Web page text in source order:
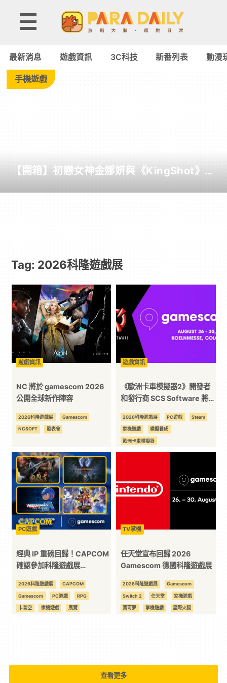
Tag:
科
戲
展
遊
戲
｜
動
漫
二
次
元
｜
3C
科
最新消息 遊戲資訊 3C科技 新番列表 動漫
手機遊戲
【開箱】初戀女神金娜妍與《KingShot》再
Tag: 2026科隆遊戲展
遊戲資訊
NC 將於 gamescom 2026
公開全球新作陣容
2026科隆遊戲展 Gamescom
NCSOFT 發表會
遊戲資訊
《歐洲卡車模擬器2》開發者
和發行商 SCS Software 將參
2026科隆遊戲展 PC遊戲 Steam
家機遊戲 模擬養成
歐洲卡車模擬器
PC遊戲
經典 IP 重磅回歸！CAPCOM
確認參加科隆遊戲展
者》與《洛克人》將於現場展
出
2026科隆遊戲展 CAPCOM
Gamescom PC遊戲 RPG
卡普空 家機遊戲 展覽
TV掌機
任天堂宣布回歸 2026
Gamescom 德國科隆遊戲展
2026科隆遊戲展 Gamescom
Switch 2 任天堂 家機遊戲
寶可夢 掌機遊戲 星際火狐
查看更多